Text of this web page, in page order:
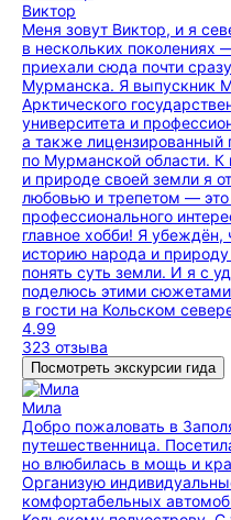
Виктор
Меня зовут Виктор, и я
в нескольких поколениях
приехали сюда почти
Мурманска. Я выпускник
Арктического
университета и
а также лицензированный
по Мурманской области. К
и природе своей земли я
любовью и трепетом — это
профессионального
главное хобби! Я убеждён,
историю народа и
понять суть земли. И я с
поделюсь этими
в гости на Кольском
4.99
323 отзыва
Посмотреть экскурсии гида
Мила
Добро пожаловать в
путешественница.
но влюбилась в мощь и
Организую
комфортабельных